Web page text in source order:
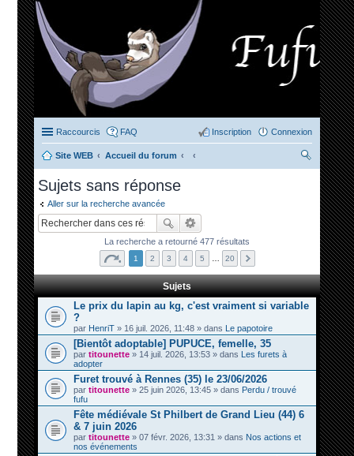
Raccourcis FAQ Connexion
Inscription
Site WEB
Accueil du forum
Sujets sans réponse
Aller sur la recherche avancée
La recherche a retourné 477 résultats
1 2 3 4 5 20
Sujets
Le prix du lapin au kg, c'est vraiment si variable
?
par HenriT» 16 juil. 2026, 11:48 » dans Le papotoire
[Bientôt adoptable] PUPUCE, femelle, 35
par titounette» 14 juil. 2026, 13:53 » dans Les furets à
adopter
Furet trouvé à Rennes (35) le 23/06/2026
par titounette» 25 juin 2026, 13:45 » dans Perdu / trouvé
fufu
Fête médiévale St Philbert de Grand Lieu (44) 6
& 7 juin 2026
par titounette» 07 févr. 2026, 13:31 » dans Nos actions et
nos événements